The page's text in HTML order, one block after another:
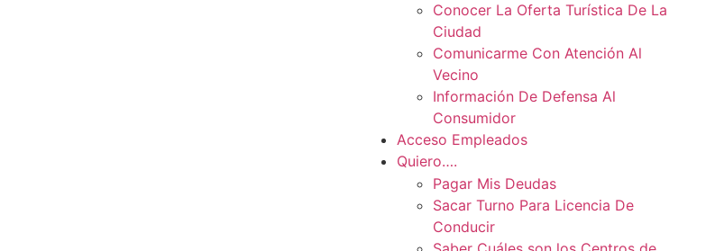
Conocer La Oferta Turística De La
Ciudad
Comunicarme Con Atención Al
Vecino
Información De Defensa Al
Consumidor
Acceso Empleados
Quiero….
Pagar Mis Deudas
Sacar Turno Para Licencia De
Conducir